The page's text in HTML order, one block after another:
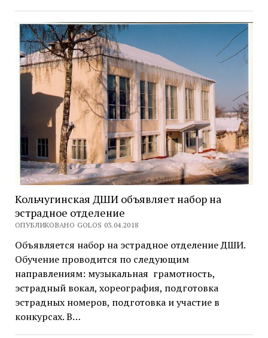
Кольчугинская ДШИ объявляет набор на
эстрадное отделение
ОПУБЛИКОВАНО GOLOS 03.04.2018
Объявляется набор на эстрадное отделение ДШИ.
Обучение проводится по следующим
направлениям: музыкальная грамотность,
эстрадный вокал, хореография, подготовка
эстрадных номеров, подготовка и участие в
конкурсах. В…